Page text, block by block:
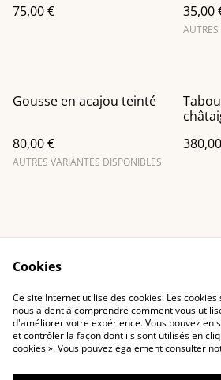
75,00 €
35,00
Gousse en acajou teinté
80,00 €
AUTRES VARIANTES DISPONIBLES
Contact Us
Privacy Policy
Cookies
Ce site Internet utilise des cookies. Les
nous aident à comprendre comment vous
d'améliorer votre expérience. Vous pouvez en
et contrôler la façon dont ils sont utilisés en
cookies ». Vous pouvez également consulter